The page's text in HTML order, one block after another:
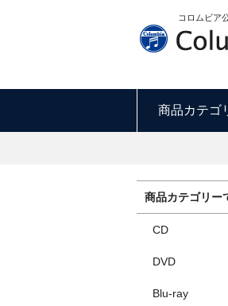
コロムビア
商品カテゴ
商品カテゴリー
CD
DVD
Blu-ray